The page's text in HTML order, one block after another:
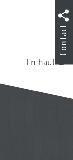
En haut
Contact